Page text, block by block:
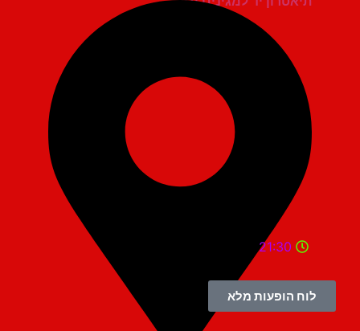
21:30
לוח הופעות מלא